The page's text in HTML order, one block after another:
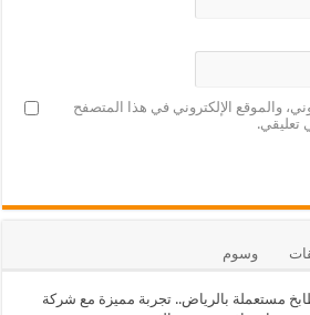
والموقع الإلكتروني في هذا المتصفح
تعليقي.
وسوم
مستعملة بالرياض.. تجربة مميزة مع شركة